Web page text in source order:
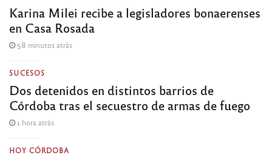
Karina Milei recibe a legisladores bonaerenses
en Casa Rosada
58 minutos atrás
SUCESOS
Dos detenidos en distintos barrios de
Córdoba tras el secuestro de armas de fuego
1 hora atrás
HOY CÓRDOBA